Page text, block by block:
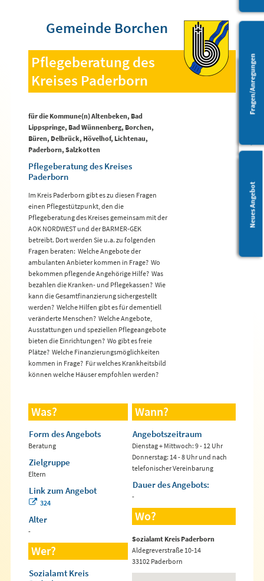
Leichte Sprache
Barrierefreiheit
Neues Angebot
Fragen/Anregungen
Gemeinde Borchen
Pflegeberatung des
Kreises Paderborn
für die Kommune(n) Altenbeken, Bad
Lippspringe, Bad Wünnenberg, Borchen,
Büren, Delbrück, Hövelhof, Lichtenau,
Paderborn, Salzkotten
Pflegeberatung des Kreises
Paderborn
Im Kreis Paderborn gibt es zu diesen Fragen
einen Pflegestützpunkt, den die
Pflegeberatung des Kreises gemeinsam mit der
AOK NORDWEST und der BARMER-GEK
betreibt. Dort werden Sie u.a. zu folgenden
Fragen beraten:  Welche Angebote der
ambulanten Anbieter kommen in Frage?  Wo
bekommen pflegende Angehörige Hilfe?  Was
bezahlen die Kranken- und Pflegekassen?  Wie
kann die Gesamtfinanzierung sichergestellt
werden?  Welche Hilfen gibt es für dementiell
veränderte Menschen?  Welche Angebote,
Ausstattungen und speziellen Pflegeangebote
bieten die Einrichtungen?  Wo gibt es freie
Plätze?  Welche Finanzierungsmöglichkeiten
kommen in Frage?  Für welches Krankheitsbild
können welche Häuser empfohlen werden?
Was?
Form des Angebots
Beratung
Zielgruppe
Eltern
Link zum Angebot
324
Alter
-
Wer?
Sozialamt Kreis
Wann?
Angebotszeitraum
Dienstag + Mittwoch: 9 - 12 Uhr
Donnerstag: 14 - 8 Uhr und nach
telefonischer Vereinbarung
Dauer des Angebots:
-
Wo?
Sozialamt Kreis Paderborn
Aldegreverstraße 10-14
33102 Paderborn